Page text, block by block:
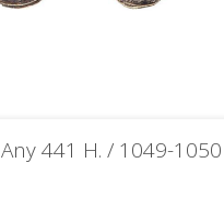
Any 441 H. / 1049-1050